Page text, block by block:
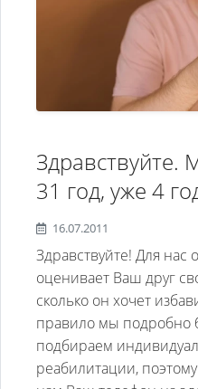
Здравствуйте.
31 год, уже 4
употребляет
(таблетки
по 10 шт. в
это вылечить,
примерно за
времени и
16.07.2011
Здравствуйте! Для нас
оценивает Ваш друг
сколько он хочет
правило мы подробно
подбираем
реабилитации,